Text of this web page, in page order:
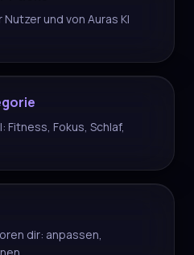
und von Auras KI
Fitness, Fokus, Schlaf,
dir: anpassen,